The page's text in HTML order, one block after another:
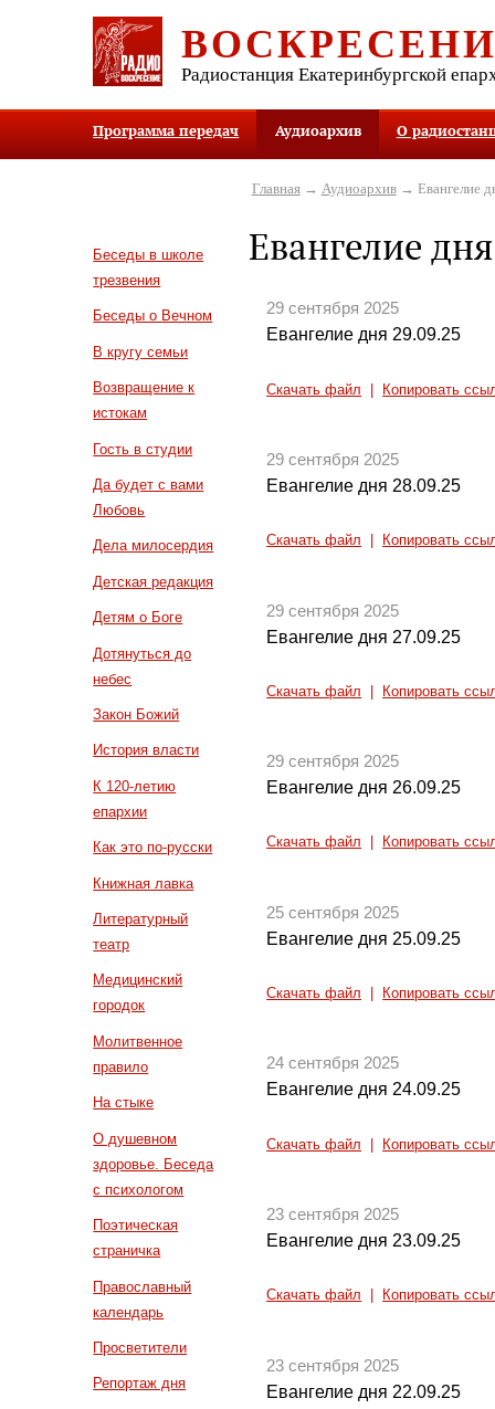
Радиостанция Екатеринбургской
Программа передач Аудиоархив О
Беседы в школе
трезвения
Беседы о Вечном
В кругу семьи
Возвращение к
истокам
Гость в студии
Да будет с вами
Любовь
Дела милосердия
Детская редакция
Детям о Боге
Дотянуться до
небес
Закон Божий
История власти
К 120-летию
епархии
Как это по-русски
Книжная лавка
Литературный
театр
Медицинский
городок
Молитвенное
правило
На стыке
О душевном
здоровье. Беседа
с психологом
Поэтическая
страничка
Православный
календарь
Просветители
Репортаж дня
Главная→ Аудиоархив→ Евангелие
Евангелие дня
29 сентября 2025
Евангелие дня 29.09.25
Скачать файл Копировать
29 сентября 2025
Евангелие дня 28.09.25
Скачать файл Копировать
29 сентября 2025
Евангелие дня 27.09.25
Скачать файл Копировать
29 сентября 2025
Евангелие дня 26.09.25
Скачать файл Копировать
25 сентября 2025
Евангелие дня 25.09.25
Скачать файл Копировать
24 сентября 2025
Евангелие дня 24.09.25
Скачать файл Копировать
23 сентября 2025
Евангелие дня 23.09.25
Скачать файл Копировать
23 сентября 2025
Евангелие дня 22.09.25